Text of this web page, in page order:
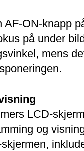
AF-ON-knapp
på under
mens
LCD-
og